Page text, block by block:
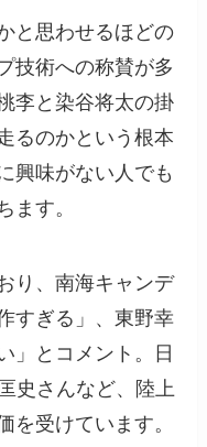
と思わせるほどの
技術への称賛が多
李と染谷将太の掛
るのかという根本
興味がない人でも
ます。
り、南海キャンデ
すぎる」、東野幸
」とコメント。日
史さんなど、陸上
を受けています。